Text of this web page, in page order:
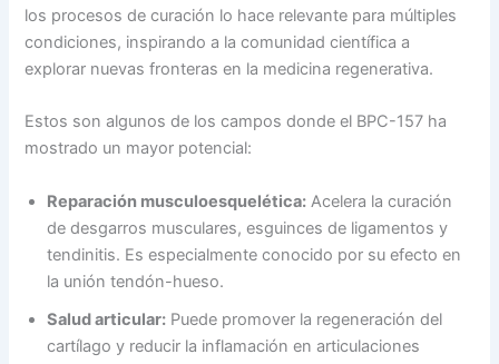
los procesos de curación lo hace relevante para múltiples
condiciones, inspirando a la comunidad científica a
explorar nuevas fronteras en la medicina regenerativa.
Estos son algunos de los campos donde el BPC-157 ha
mostrado un mayor potencial:
Reparación musculoesquelética: Acelera la curación
de desgarros musculares, esguinces de ligamentos y
tendinitis. Es especialmente conocido por su efecto en
la unión tendón-hueso.
Salud articular: Puede promover la regeneración del
cartílago y reducir la inflamación en articulaciones